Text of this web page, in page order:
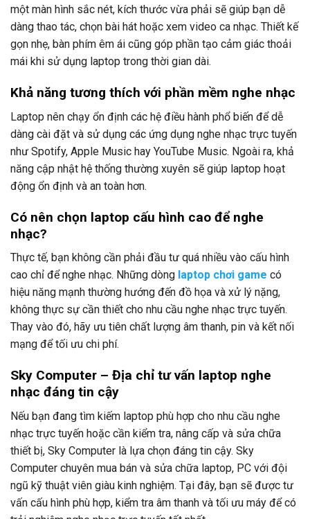
một màn hình sắc nét, kích thước vừa phải sẽ giúp bạn dễ
dàng thao tác, chọn bài hát hoặc xem video ca nhạc. Thiết kế
gọn nhẹ, bàn phím êm ái cũng góp phần tạo cảm giác thoải
mái khi sử dụng laptop trong thời gian dài.
Khả năng tương thích với phần mềm nghe nhạc
Laptop nên chạy ổn định các hệ điều hành phổ biến để dễ
dàng cài đặt và sử dụng các ứng dụng nghe nhạc trực tuyến
như Spotify, Apple Music hay YouTube Music. Ngoài ra, khả
năng cập nhật hệ thống thường xuyên sẽ giúp laptop hoạt
động ổn định và an toàn hơn.
Có nên chọn laptop cấu hình cao để nghe
nhạc?
Thực tế, bạn không cần phải đầu tư quá nhiều vào cấu hình
cao chỉ để nghe nhạc. Những dòng laptop chơi game có
hiệu năng mạnh thường hướng đến đồ họa và xử lý nặng,
không thực sự cần thiết cho nhu cầu nghe nhạc trực tuyến.
Thay vào đó, hãy ưu tiên chất lượng âm thanh, pin và kết nối
mạng để tối ưu chi phí.
Sky Computer – Địa chỉ tư vấn laptop nghe
nhạc đáng tin cậy
Nếu bạn đang tìm kiếm laptop phù hợp cho nhu cầu nghe
nhạc trực tuyến hoặc cần kiểm tra, nâng cấp và sửa chữa
thiết bị, Sky Computer là lựa chọn đáng tin cậy. Sky
Computer chuyên mua bán và sửa chữa laptop, PC với đội
ngũ kỹ thuật viên giàu kinh nghiệm. Tại đây, bạn sẽ được tư
vấn cấu hình phù hợp, kiểm tra âm thanh và tối ưu máy để có